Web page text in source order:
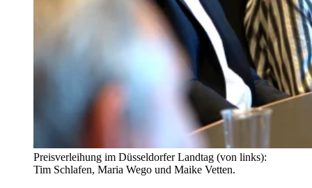
Preisverleihung im Düsseldorfer Landtag (von links):
Tim Schlafen, Maria Wego und Maike Vetten.